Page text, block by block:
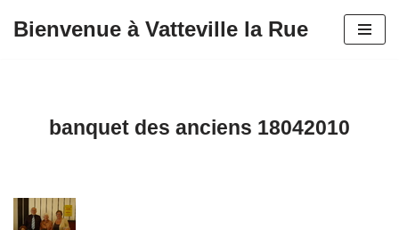
Bienvenue à Vatteville la Rue
banquet des anciens 18042010